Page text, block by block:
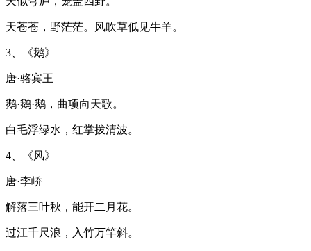
天苍苍，野茫茫。风吹草低见牛羊。
3、《鹅》
唐·骆宾王
鹅·鹅·鹅，曲项向天歌。
白毛浮绿水，红掌拨清波。
4、《风》
唐·李峤
解落三叶秋，能开二月花。
过江千尺浪，入竹万竿斜。